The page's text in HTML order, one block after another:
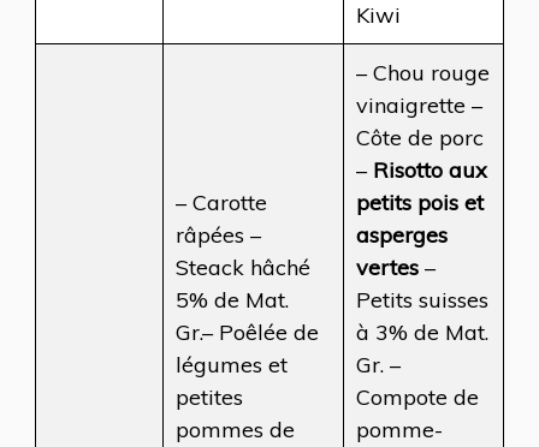
Kiwi
– Carotte
râpées –
Steack hâché
5% de Mat.
Gr.– Poêlée de
légumes et
petites
pommes de
– Chou rouge
vinaigrette –
Côte de porc
– Risotto aux
petits pois et
asperges
vertes –
Petits suisses
à 3% de Mat.
Gr. –
Compote de
pomme-